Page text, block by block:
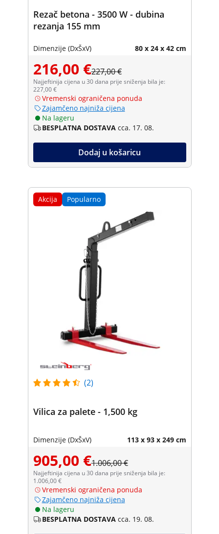
Rezač betona - 3500 W - dubina
rezanja 155 mm
Dimenzije (DxŠxV) 80 x 24 x 42 cm
216,00 €227,00 €
Najjeftinija cijena u 30 dana prije sniženja bila je:
227,00 €
Vremenski ograničena ponuda
Zajamčeno najniža cijena
Na lageru
BESPLATNA DOSTAVA cca. 17. 08.
Dodaj u košaricu
Akcija Popularno
(2)
Vilica za palete - 1,500 kg
Dimenzije (DxŠxV) 113 x 93 x 249 cm
905,00 €1.006,00 €
Najjeftinija cijena u 30 dana prije sniženja bila je:
1.006,00 €
Vremenski ograničena ponuda
Zajamčeno najniža cijena
Na lageru
BESPLATNA DOSTAVA cca. 19. 08.